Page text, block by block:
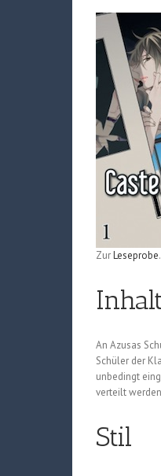
ZurLeseprobe.
An Azusas
Schüler der
unbedingt
verteilt
Stil